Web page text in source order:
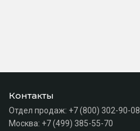
Контакты
Отдел продаж: +7 (800) 302-90-08
Москва: +7 (499) 385-55-70